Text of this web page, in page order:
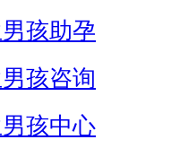
孩助孕
孩咨询
孩中心